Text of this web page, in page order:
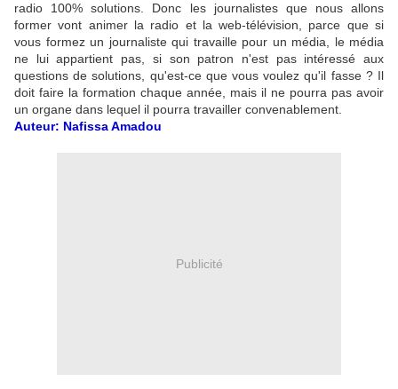
radio 100% solutions. Donc les journalistes que nous allons
former vont animer la radio et la web-télévision, parce que si
vous formez un journaliste qui travaille pour un média, le média
ne lui appartient pas, si son patron n'est pas intéressé aux
questions de solutions, qu'est-ce que vous voulez qu'il fasse ? Il
doit faire la formation chaque année, mais il ne pourra pas avoir
un organe dans lequel il pourra travailler convenablement.
Auteur: Nafissa Amadou
Publicité